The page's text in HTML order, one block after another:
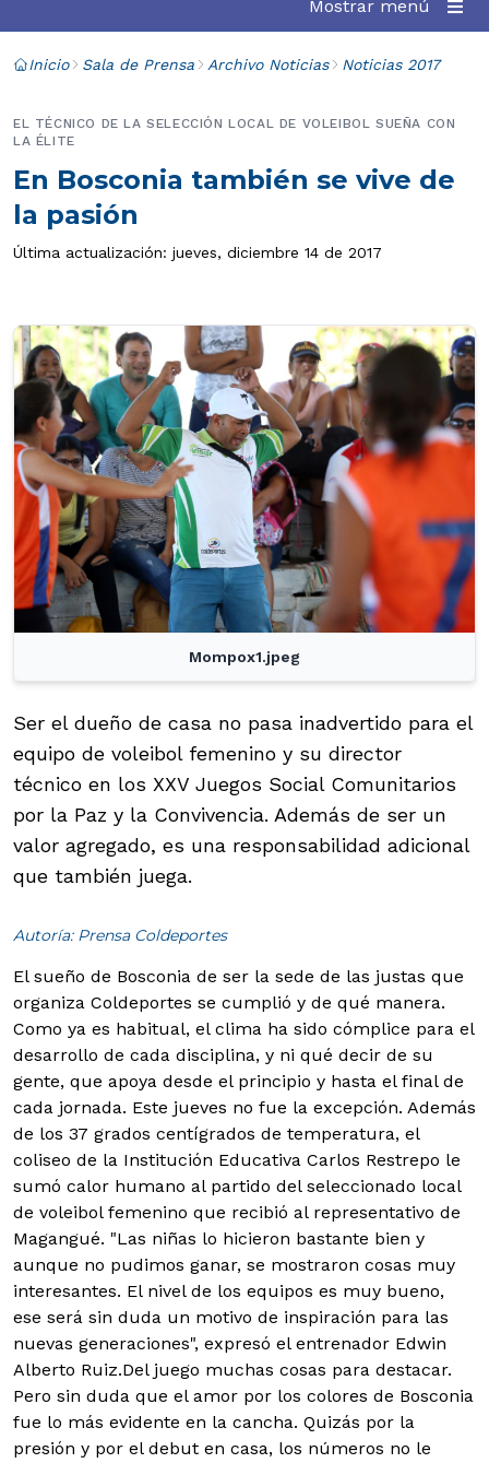
Mostrar menú
Inicio Sala de Prensa Archivo Noticias Noticias 2017
En Bosconia también se vive de
la pasión
EL TÉCNICO DE LA SELECCIÓN LOCAL DE VOLEIBOL SUEÑA CON
LA ÉLITE
Última actualización: jueves, diciembre 14 de 2017
Mompox1.jpeg
Ser el dueño de casa no pasa inadvertido para el
equipo de voleibol femenino y su director
técnico en los XXV Juegos Social Comunitarios
por la Paz y la Convivencia. Además de ser un
valor agregado, es una responsabilidad adicional
que también juega.
Autoría: Prensa Coldeportes
El sueño de Bosconia de ser la sede de las justas que
organiza Coldeportes se cumplió y de qué manera.
Como ya es habitual, el clima ha sido cómplice para el
desarrollo de cada disciplina, y ni qué decir de su
gente, que apoya desde el principio y hasta el final de
cada jornada. Este jueves no fue la excepción. Además
de los 37 grados centígrados de temperatura, el
coliseo de la Institución Educativa Carlos Restrepo le
sumó calor humano al partido del seleccionado local
de voleibol femenino que recibió al representativo de
Magangué. "Las niñas lo hicieron bastante bien y
aunque no pudimos ganar, se mostraron cosas muy
interesantes. El nivel de los equipos es muy bueno,
ese será sin duda un motivo de inspiración para las
nuevas generaciones", expresó el entrenador Edwin
Alberto Ruiz.Del juego muchas cosas para destacar.
Pero sin duda que el amor por los colores de Bosconia
fue lo más evidente en la cancha. Quizás por la
presión y por el debut en casa, los números no le